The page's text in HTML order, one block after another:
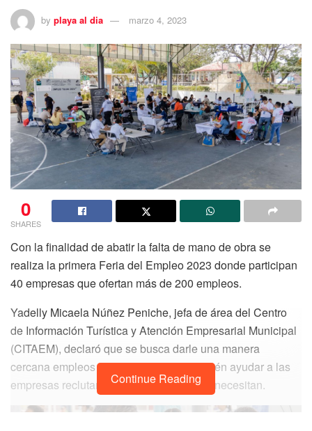
by playa al dia marzo 4, 2023
0
SHARES
Con la finalidad de abatir la falta de mano de obra se
realiza la primera Feria del Empleo 2023 donde participan
40 empresas que ofertan más de 200 empleos.
Yadelly Micaela Núñez Peniche, jefa de área del Centro
de Información Turística y Atención Empresarial Municipal
(CITAEM), declaró que se busca darle una manera
cercana empleos a los habitantes y también ayudar a las
empresas reclutar a los trabajadores que necesitan.
Continue Reading